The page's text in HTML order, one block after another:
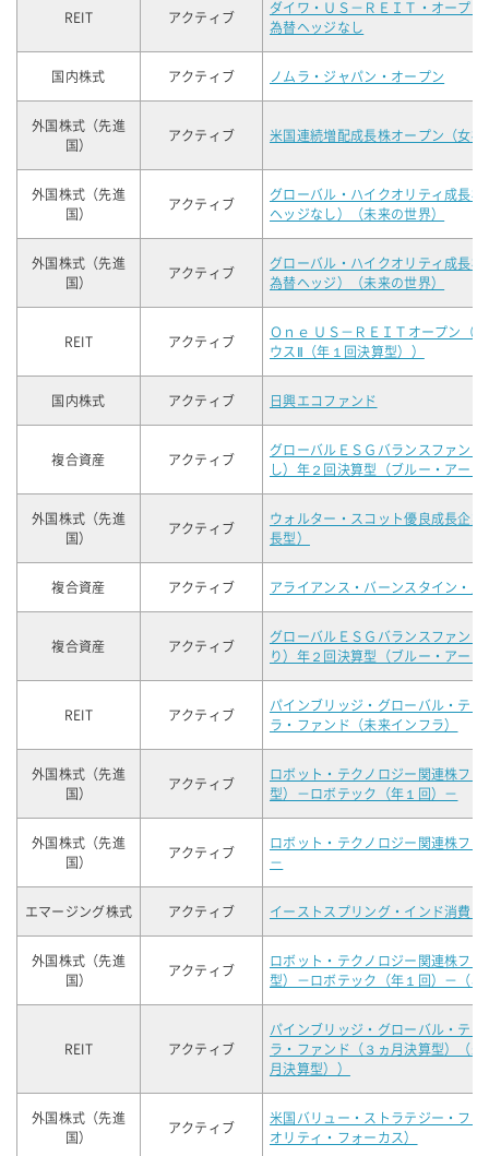
REIT アクティブ
ダイワ・ＵＳ－ＲＥＩＴ・オープ
為替ヘッジなし
国内株式 アクティブ ノムラ・ジャパン・オープン
外国株式（先進
国）
アクティブ 米国連続増配成長株オープン（女神
外国株式（先進
国）
アクティブ
グローバル・ハイクオリティ成長
ヘッジなし）（未来の世界）
外国株式（先進
国）
アクティブ
グローバル・ハイクオリティ成長
為替ヘッジ）（未来の世界）
REIT アクティブ
Ｏｎｅ ＵＳ－ＲＥＩＴオープン（
ウスⅡ（年１回決算型））
国内株式 アクティブ 日興エコファンド
複合資産 アクティブ
グローバルＥＳＧバランスファンド
し）年２回決算型（ブルー・アース
外国株式（先進
国）
アクティブ
ウォルター・スコット優良成長企
長型）
複合資産 アクティブ アライアンス・バーンスタイン・財
複合資産 アクティブ
グローバルＥＳＧバランスファンド
り）年２回決算型（ブルー・アース
REIT アクティブ
パインブリッジ・グローバル・テ
ラ・ファンド（未来インフラ）
外国株式（先進
国）
アクティブ
ロボット・テクノロジー関連株フ
型）－ロボテック（年１回）－
外国株式（先進
国）
アクティブ
ロボット・テクノロジー関連株フ
－
エマージング株式 アクティブ イーストスプリング・インド消費関
外国株式（先進
国）
アクティブ
ロボット・テクノロジー関連株フ
型）－ロボテック（年１回）－（為
REIT アクティブ
パインブリッジ・グローバル・テ
ラ・ファンド（３ヵ月決算型）（
月決算型））
外国株式（先進
国）
アクティブ
米国バリュー・ストラテジー・ファ
オリティ・フォーカス）